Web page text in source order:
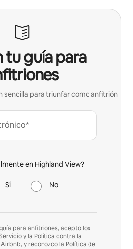
tu guía para
sencilla para triunfar como anfitrión
en Highland View?
Sí No
para anfitriones, acepto los
y la Política contra la
y reconozco la Política de